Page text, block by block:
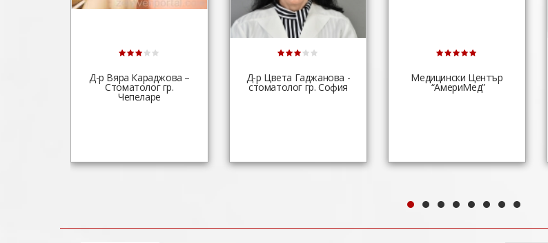
Д-р Вяра Караджова –
Стоматолог гр.
Чепеларе
Д-р Цвета Гаджанова -
стоматолог гр. София
Медицински Център
“АмериМед”